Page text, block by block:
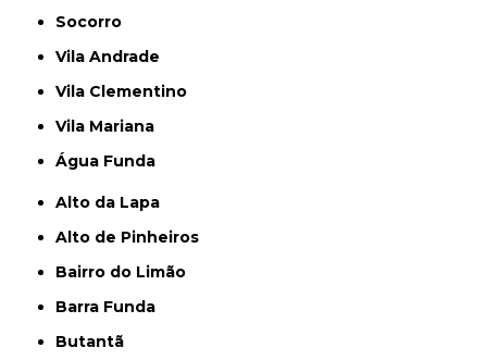
Socorro
Vila Andrade
Vila Clementino
Vila Mariana
Água Funda
Alto da Lapa
Alto de Pinheiros
Bairro do Limão
Barra Funda
Butantã